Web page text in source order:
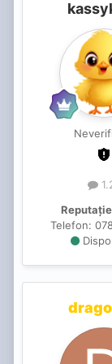
Telefon: